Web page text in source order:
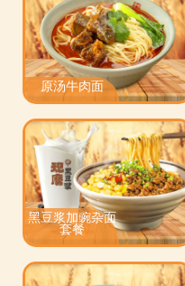
原汤牛肉面
黑豆浆加豌杂面
套餐